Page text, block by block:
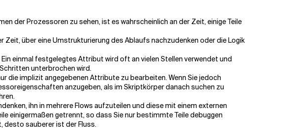
der Prozessoren zu sehen, ist es wahrscheinlich an der Zeit, einige Teile
Zeit, über eine Umstrukturierung des Ablaufs nachzudenken oder die Logik
einmal festgelegtes Attribut wird oft an vielen Stellen verwendet und
unterbrochen wird.
die implizit angegebenen Attribute zu bearbeiten. Wenn Sie jedoch
anzugeben, als im Skriptkörper danach suchen zu
ihn in mehrere Flows aufzuteilen und diese mit einem externen
einigermaßen getrennt, so dass Sie nur bestimmte Teile debuggen
desto sauberer ist der Fluss.